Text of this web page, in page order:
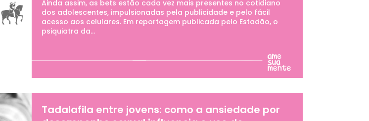
Ainda assim, as bets estão cada vez mais presentes no cotidiano
dos adolescentes, impulsionadas pela publicidade e pelo fácil
acesso aos celulares. Em reportagem publicada pelo Estadão, o
psiquiatra da...
Tadalafila entre jovens: como a ansiedade por